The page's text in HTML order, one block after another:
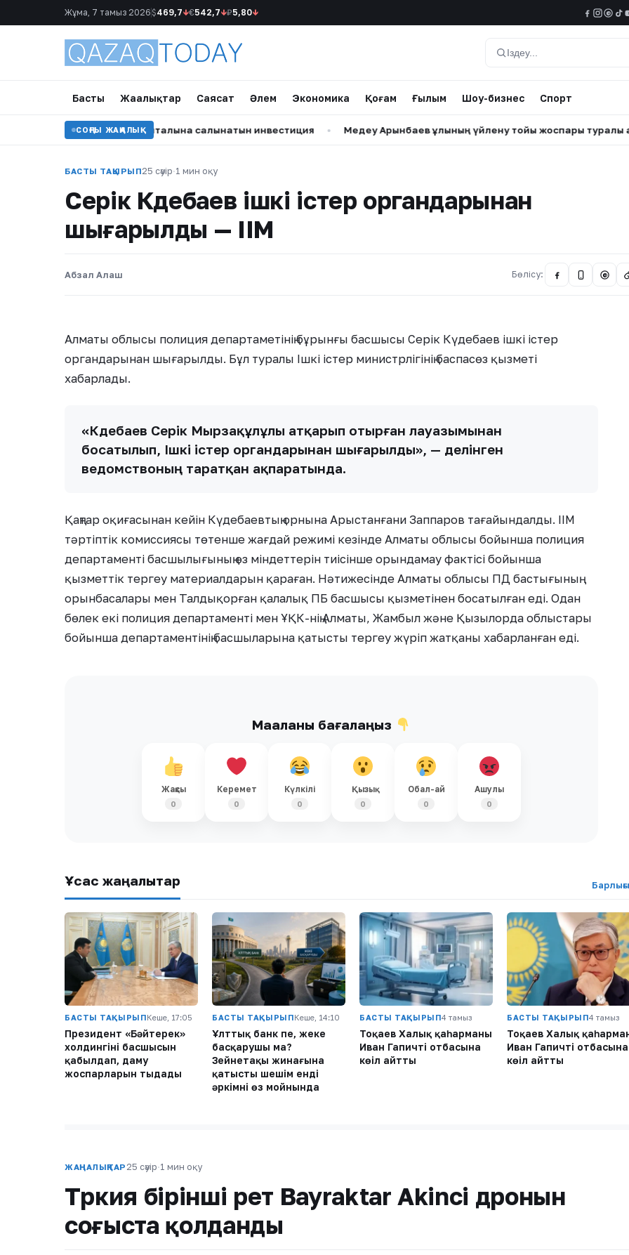
Жұма, 7 тамыз 2026 $469,7↓€542,7↓₽5,80↓ @
Іздеу
Басты Жаңалықтар Саясат Әлем Экономика Қоғам Ғылым Шоу-бизнес Спорт
СОҢҒЫ ЖАҢАЛЫҚ
адами капиталына салынатын инвестиция • Медеу Арынбаев ұлының үйлену тойы жоспары туралы айтты •
БАСТЫ ТАҚЫРЫП25 сәуір·1 мин оқу
Серік Күдебаев ішкі істер органдарынан
шығарылды — ІІМ
Абзал Алаш Бөлісу: @
Алматы облысы полиция департаметінің бұрынғы басшысы Серік Күдебаев ішкі істер
органдарынан шығарылды. Бұл туралы Ішкі істер министрлігінің баспасөз қызметі
хабарлады.
«Күдебаев Серік Мырзақұлұлы атқарып отырған лауазымынан
босатылып, Ішкі істер органдарынан шығарылды», — делінген
ведомствоның таратқан ақпаратында.
Қаңтар оқиғасынан кейін Күдебаевтың орнына Арыстанғани Заппаров тағайындалды. ІІМ
тәртіптік комиссиясы төтенше жағдай режимі кезінде Алматы облысы бойынша полиция
департаменті басшылығының өз міндеттерін тиісінше орындамау фактісі бойынша
қызметтік тергеу материалдарын қараған. Нәтижесінде Алматы облысы ПД бастығының
орынбасалары мен Талдықорған қалалық ПБ басшысы қызметінен босатылған еді. Одан
бөлек екі полиция департаменті мен ҰҚК-нің Алматы, Жамбыл және Қызылорда облыстары
бойынша департаментінің басшыларына қатысты тергеу жүріп жатқаны хабарланған еді.
Мақаланы бағалаңыз
Жақсы
0
Керемет
0
Күлкілі
0
Қызық
0
Обал-ай
0
Ашулы
0
Ұқсас жаңалықтар
БАСТЫ ТАҚЫРЫПКеше, 17:05
Президент «Бәйтерек»
холдингінің басшысын
қабылдап, даму
жоспарларын тыңдады
БАСТЫ ТАҚЫРЫПКеше, 14:10
Ұлттық банк пе, жеке
басқарушы ма?
Зейнетақы жинағына
қатысты шешім енді
әркімнің өз мойнында
БАСТЫ ТАҚЫРЫП4 тамыз
Тоқаев Халық қаһарманы
Иван Гапичтің отбасына
көңіл айтты
БАСТЫ ТАҚЫРЫП4 тамыз
Тоқаев Халық
Иван Гапичтің отбасына
көңіл айтты
ЖАҢАЛЫҚТАР 25 сәуір·1 мин оқу
Түркия бірінші рет Bayraktar Akinci дронын
соғыста қолданды